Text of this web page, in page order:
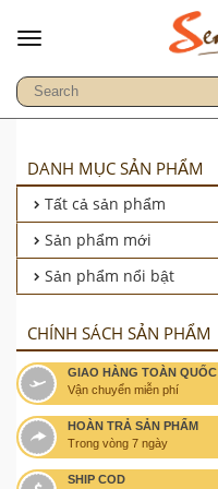
DANH MỤC SẢN PHẨM
Tất cả sản phẩm
Sản phẩm mới
Sản phẩm nổi bật
CHÍNH SÁCH SẢN PHẨM
GIAO HÀNG TOÀN QUỐC
Vận chuyển miễn phí
HOÀN TRẢ SẢN PHẨM
Trong vòng 7 ngày
SHIP COD